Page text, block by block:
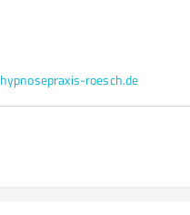
hypnosepraxis-roesch.de